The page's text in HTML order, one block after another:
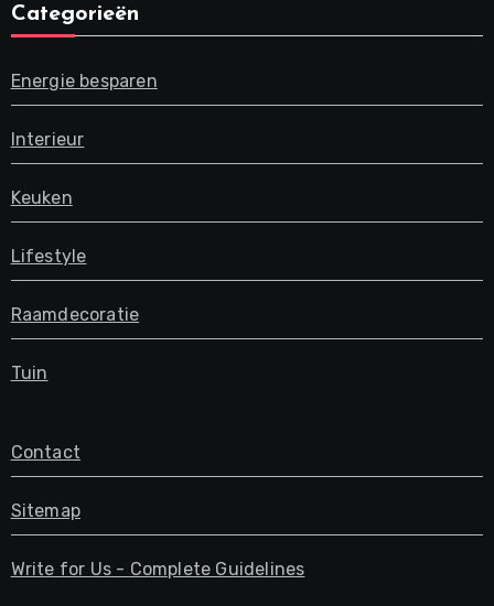
Categorieën
Energie besparen
Interieur
Keuken
Lifestyle
Raamdecoratie
Tuin
Contact
Sitemap
Write for Us - Complete Guidelines